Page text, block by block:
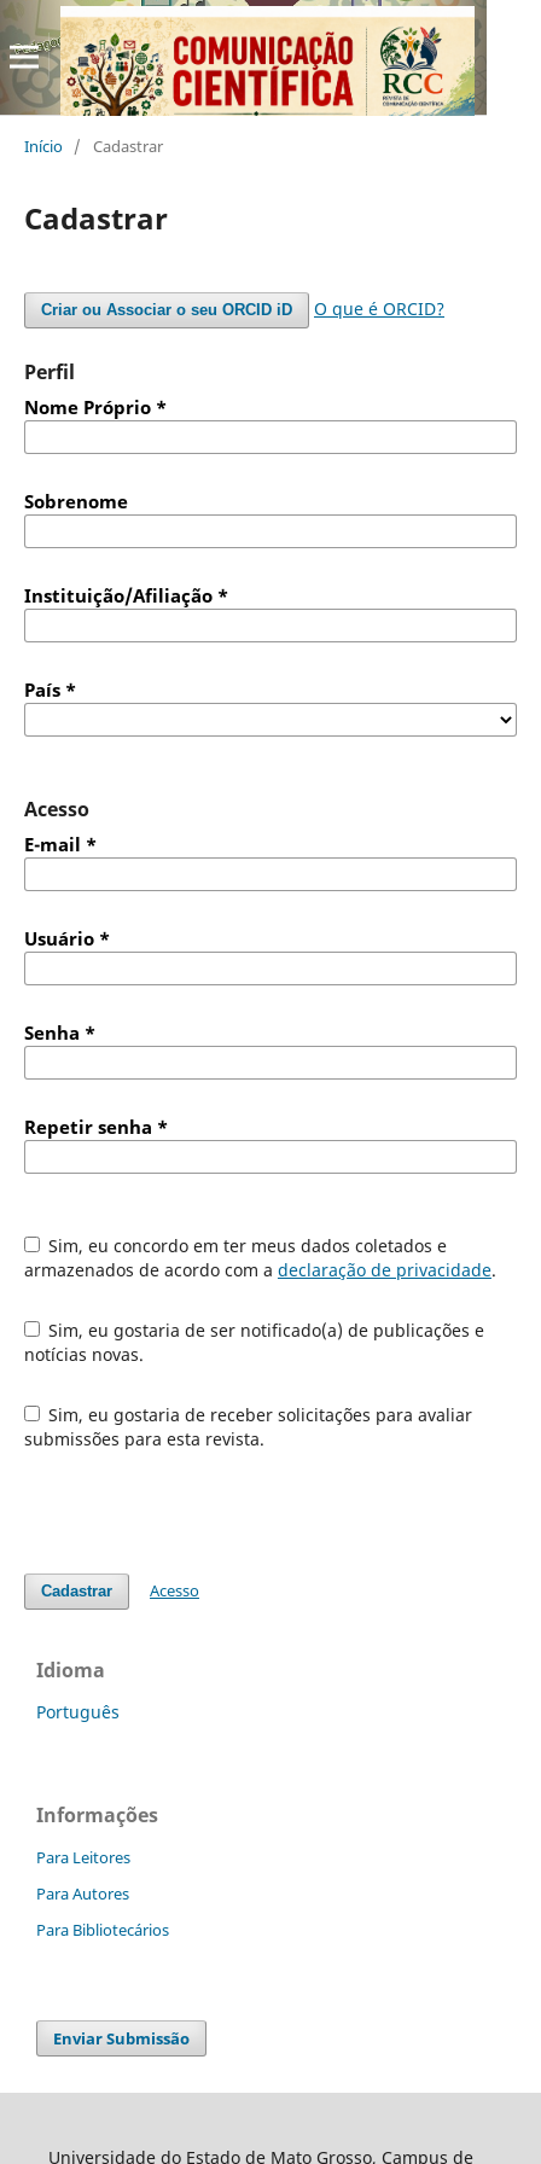
Início / Cadastrar
Cadastrar
Criar ou Associar o seu ORCID iD O que é ORCID?
Perfil
Nome Próprio *
Sobrenome
Instituição/Afiliação *
País *
Acesso
E-mail *
Usuário *
Senha *
Repetir senha *
Sim, eu concordo em ter meus dados coletados e
armazenados de acordo com a declaração de privacidade.
Sim, eu gostaria de ser notificado(a) de publicações e
notícias novas.
Sim, eu gostaria de receber solicitações para avaliar
submissões para esta revista.
Cadastrar Acesso
Idioma
Português
Informações
Para Leitores
Para Autores
Para Bibliotecários
Enviar Submissão
Universidade do Estado de Mato Grosso, Campus de